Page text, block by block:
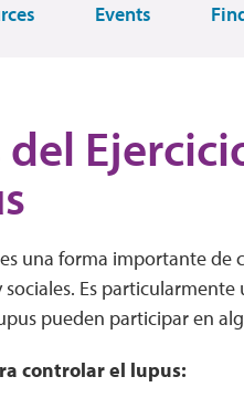
Events
una forma importante de
Es
pueden participar en
controlar el lupus: